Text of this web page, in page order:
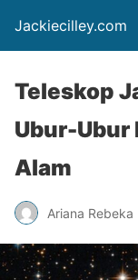
Jackiecilley.com
Teleskop
Ubur-Ubur
Alam
Ariana Rebeka